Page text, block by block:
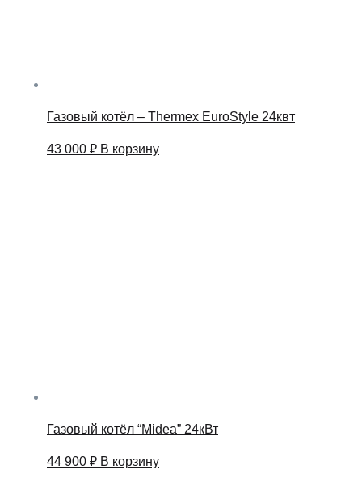
Газовый котёл – Thermex EuroStyle 24квт
43 000 ₽ В корзину
Газовый котёл “Midea” 24кВт
44 900 ₽ В корзину